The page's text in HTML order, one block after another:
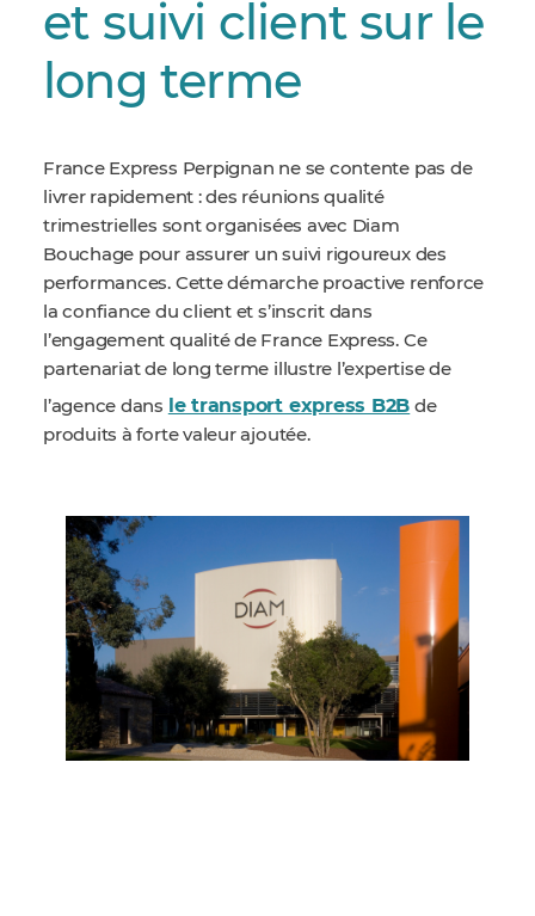
et suivi client sur le
long terme
France Express Perpignan ne se contente pas de
livrer rapidement : des réunions qualité
trimestrielles sont organisées avec Diam
Bouchage pour assurer un suivi rigoureux des
performances. Cette démarche proactive renforce
la confiance du client et s’inscrit dans
l’engagement qualité de France Express. Ce
partenariat de long terme illustre l’expertise de
l’agence dans le transport express B2B de
produits à forte valeur ajoutée.